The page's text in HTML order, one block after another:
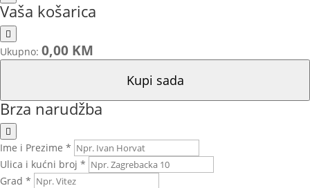
Vaša košarica
Ukupno: 0,00 KM
Kupi sada
Brza narudžba
Ime i Prezime *
Ulica i kućni broj *
Grad *